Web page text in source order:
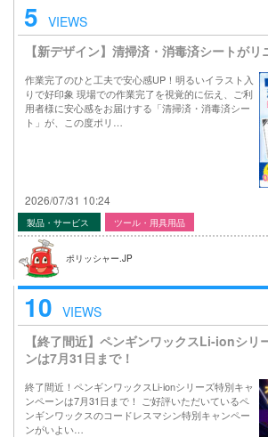
5 VIEWS
【新デザイン】清掃済・消毒済シートがリ
作業完了のひと工夫で安心感UP！明るいイラスト入
りで好印象 現場での作業完了を視覚的に伝え、ご利
用者様に安心感をお届けする「清掃済・消毒済シー
ト」が、この度ポリ…
2026/07/31 10:24
製品・サービス ツール・用具用品
ポリッシャー.JP
10 VIEWS
【終了間近】ペンギンワックスLi-ionシリ
ンは7月31日まで！
終了間近！ペンギンワックスLi-ionシリーズ特別キャ
ンペーンは7月31日まで！ ご好評いただいているペ
ンギンワックスのコードレスマシン特別キャンペー
ンがいよい…